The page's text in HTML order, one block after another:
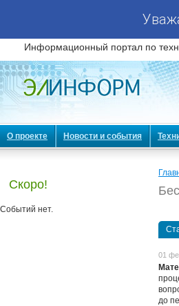
Информационный портал по
О проекте Новости и события
Скоро!
Событий нет.
01
до